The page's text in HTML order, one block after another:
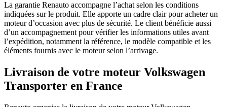
La garantie Renauto accompagne l’achat selon les conditions
indiquées sur le produit. Elle apporte un cadre clair pour acheter un
moteur d’occasion avec plus de sécurité. Le client bénéficie aussi
d’un accompagnement pour vérifier les informations utiles avant
l’expédition, notamment la référence, le modèle compatible et les
éléments fournis avec le moteur selon l’arrivage.
Livraison de votre moteur Volkswagen
Transporter en France